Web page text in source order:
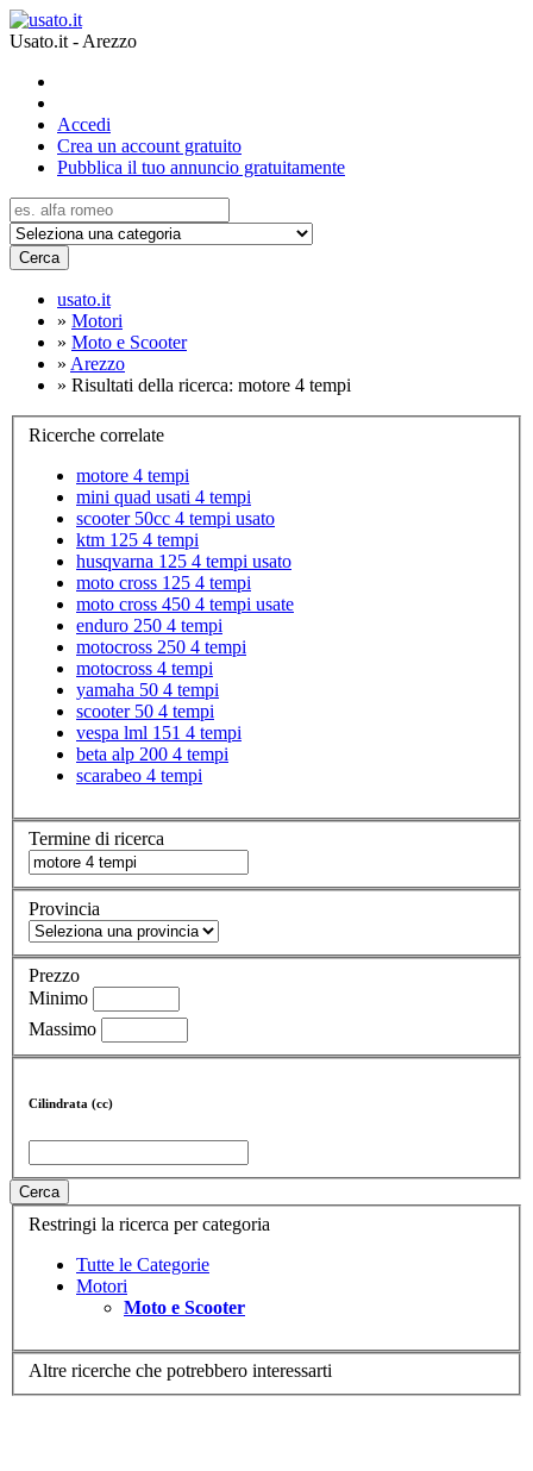
Usato.it - Arezzo
Accedi
Crea un account gratuito
Pubblica il tuo annuncio gratuitamente
Cerca
usato.it
» Motori
» Moto e Scooter
» Arezzo
» Risultati della ricerca: motore 4 tempi
Ricerche correlate
motore 4 tempi
mini quad usati 4 tempi
scooter 50cc 4 tempi usato
ktm 125 4 tempi
husqvarna 125 4 tempi usato
moto cross 125 4 tempi
moto cross 450 4 tempi usate
enduro 250 4 tempi
motocross 250 4 tempi
motocross 4 tempi
yamaha 50 4 tempi
scooter 50 4 tempi
vespa lml 151 4 tempi
beta alp 200 4 tempi
scarabeo 4 tempi
Termine di ricerca
Provincia
Prezzo
Minimo
Massimo
Cilindrata (cc)
Cerca
Restringi la ricerca per categoria
Tutte le Categorie
Motori
Moto e Scooter
Altre ricerche che potrebbero interessarti